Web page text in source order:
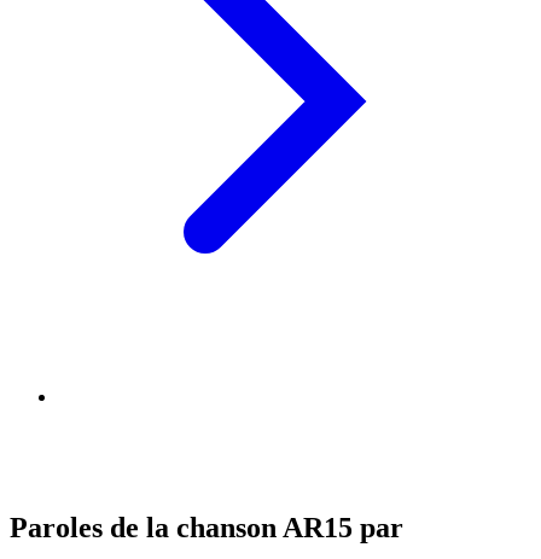
Paroles de la chanson AR15 par